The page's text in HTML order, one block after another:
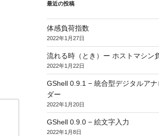
最近の投稿
体感負荷指数
2022年1月27日
流れる時（とき）ー ホストマシン
2022年1月22日
GShell 0.9.1 − 統合型デジタルア
ダー
2022年1月20日
GShell 0.9.0 − 絵文字入力
2022年1月8日